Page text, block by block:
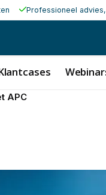
Professioneel
APC